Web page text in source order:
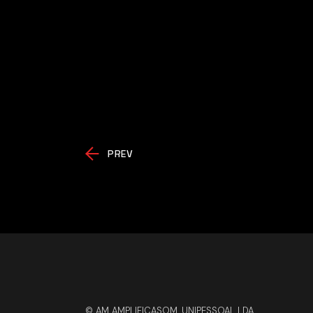
PREV
© AM AMPLIFICASOM, UNIPESSOAL LDA